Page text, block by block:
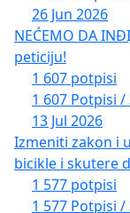
26 Jun 2026
NEĆEMO DA
peticiju!
1 607 potpisi
1 607 Potpisi /
13 Jul 2026
Izmeniti zakon i
bicikle i skutere
1 577 potpisi
1 577 Potpisi /